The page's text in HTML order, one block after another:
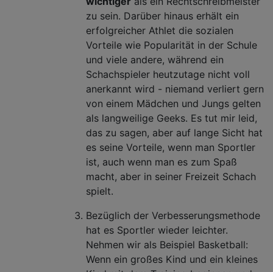
zu sein. Darüber hinaus erhält ein
erfolgreicher Athlet die sozialen
Vorteile wie Popularität in der Schule
und viele andere, während ein
Schachspieler heutzutage nicht voll
anerkannt wird - niemand verliert gern
von einem Mädchen und Jungs gelten
als langweilige Geeks. Es tut mir leid,
das zu sagen, aber auf lange Sicht hat
es seine Vorteile, wenn man Sportler
ist, auch wenn man es zum Spaß
macht, aber in seiner Freizeit Schach
spielt.
Bezüglich der Verbesserungsmethode
hat es Sportler wieder leichter.
Nehmen wir als Beispiel Basketball:
Wenn ein großes Kind und ein kleines